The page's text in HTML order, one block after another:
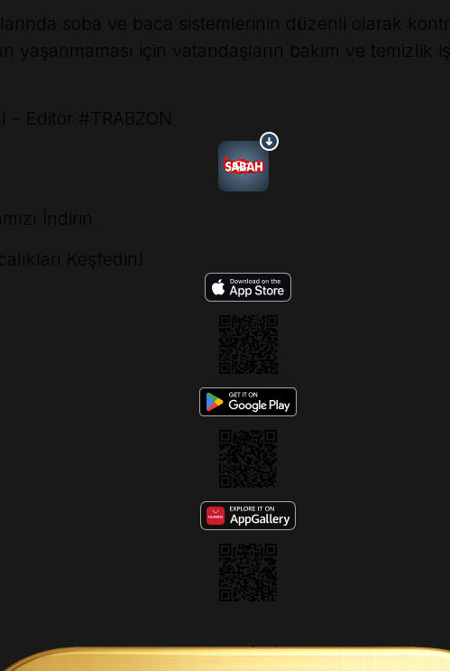
soba ve baca sistemlerinin düzenli olarak
yaşanmaması için vatandaşların bakım ve temizlik
– Editör #TRABZON
İndirin
Keşfedin!